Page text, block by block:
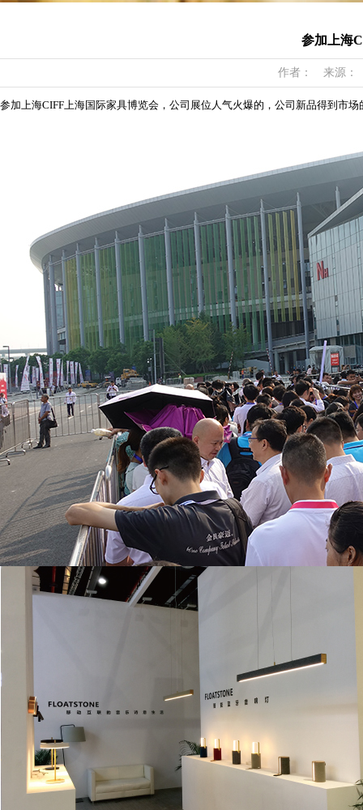
参加上海
作者： 来源：
参加上海CIFF上海国际家具博览会，公司展位人气火爆的，公司新品得到市